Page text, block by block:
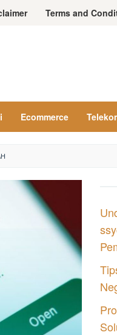
Terms and
Ecommerce